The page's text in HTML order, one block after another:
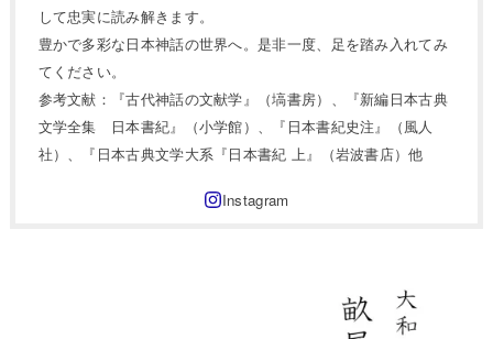
して忠実に読み解きます。
豊かで多彩な日本神話の世界へ。是非一度、足を踏み入れてみ
てください。
参考文献：『古代神話の文献学』（塙書房）、『新編日本古典
文学全集 日本書紀』（小学館）、『日本書紀史注』（風人
社）、『日本古典文学大系『日本書紀 上』（岩波書店）他